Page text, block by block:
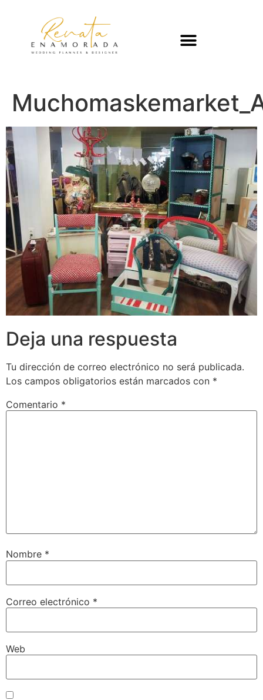
Deja una respuesta
Tu dirección de correo electrónico no será publicada.
Los campos obligatorios están marcados con *
Comentario *
Nombre *
Correo electrónico *
Web